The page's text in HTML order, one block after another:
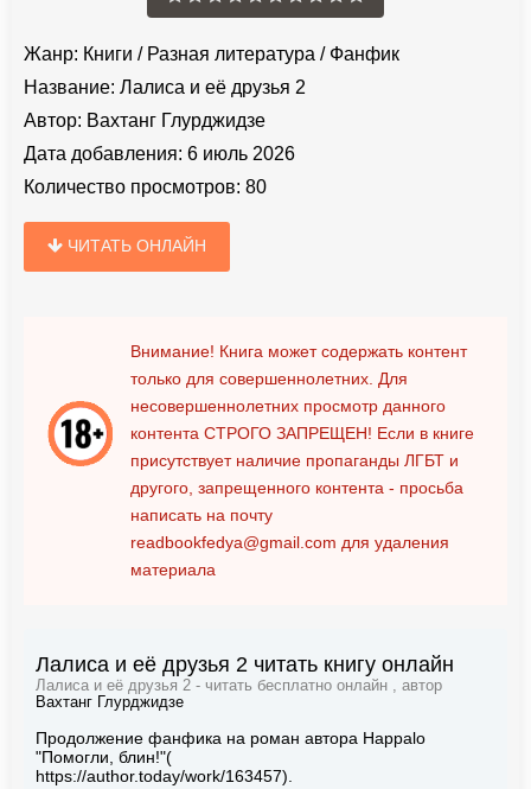
Жанр: Книги / Разная литература / Фанфик
Название: Лалиса и её друзья 2
Автор: Вахтанг Глурджидзе
Дата добавления: 6 июль 2026
Количество просмотров: 80
ЧИТАТЬ ОНЛАЙН
Внимание! Книга может содержать контент
только для совершеннолетних. Для
несовершеннолетних просмотр данного
контента СТРОГО ЗАПРЕЩЕН! Если в книге
присутствует наличие пропаганды ЛГБТ и
другого, запрещенного контента - просьба
написать на почту
readbookfedya@gmail.com для удаления
материала
Лалиса и её друзья 2 читать книгу онлайн
Лалиса и её друзья 2 - читать бесплатно онлайн , автор
Вахтанг Глурджидзе
Продолжение фанфика на роман автора Happalo
"Помогли, блин!"(
https://author.today/work/163457).